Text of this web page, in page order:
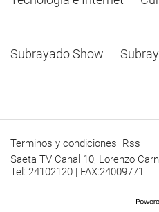
Subrayado Show
Terminos y condiciones Rss
Saeta TV Canal 10, Lorenzo
Tel: 24102120 | FAX:24009771